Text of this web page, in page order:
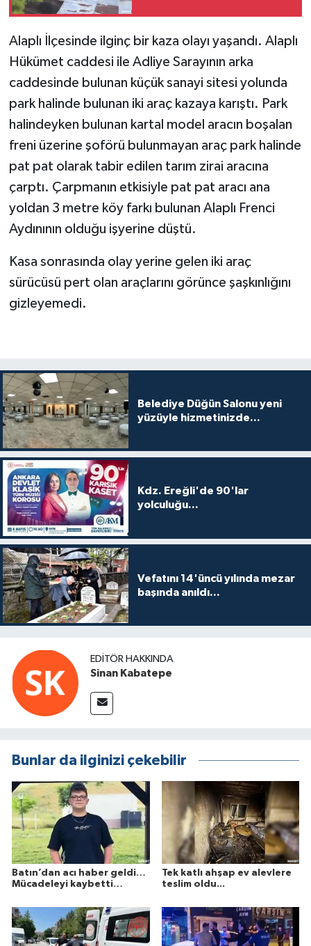
Alaplı İlçesinde ilginç bir kaza olayı yaşandı. Alaplı
Hükümet caddesi ile Adliye Sarayının arka
caddesinde bulunan küçük sanayi sitesi yolunda
park halinde bulunan iki araç kazaya karıştı. Park
halindeyken bulunan kartal model aracın boşalan
freni üzerine şoförü bulunmayan araç park halinde
pat pat olarak tabir edilen tarım zirai aracına
çarptı. Çarpmanın etkisiyle pat pat aracı ana
yoldan 3 metre köy farkı bulunan Alaplı Frenci
Aydınının olduğu işyerine düştü.
Kasa sonrasında olay yerine gelen iki araç
sürücüsü pert olan araçlarını görünce şaşkınlığını
gizleyemedi.
Belediye Düğün Salonu yeni
yüzüyle hizmetinizde...
Kdz. Ereğli'de 90'lar
yolculuğu...
Vefatını 14'üncü yılında mezar
başında anıldı...
EDITÖR HAKKINDA
Sinan Kabatepe
Bunlar da ilginizi çekebilir
Batın’dan acı haber geldi…
Mücadeleyi kaybetti…
Tek katlı ahşap ev alevlere
teslim oldu...